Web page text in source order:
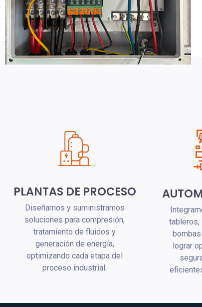
PLANTAS DE PROCESO
Diseñamos y suministramos
soluciones para compresión,
tratamiento de fluidos y
generación de energía,
optimizando cada etapa del
proceso industrial.
tableros,
lograr